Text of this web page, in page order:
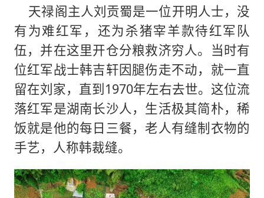
天禄阁主人刘贡蜀是一位开明人士，没
有为难红军，还为杀猪宰羊款待红军队
伍，并在这里开仓分粮救济穷人。当时有
位红军战士韩吉轩因腿伤走不动，就一直
留在刘家，直到1970年左右去世。这位流
落红军是湖南长沙人，生活极其简朴，稀
饭就是他的每日三餐，老人有缝制衣物的
手艺，人称韩裁缝。